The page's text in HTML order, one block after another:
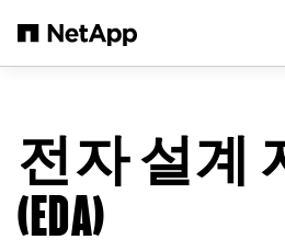
전자 설계
(EDA)